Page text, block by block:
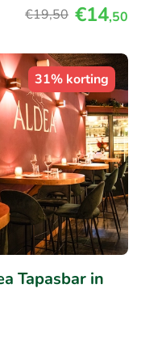
€19,50 €14,50
31% korting
Tapasbar in